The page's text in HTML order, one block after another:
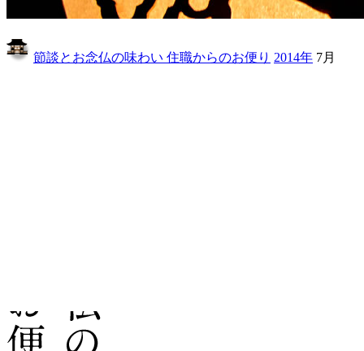
節談とお念仏の味わい 住職からのお便り 2014年 7月